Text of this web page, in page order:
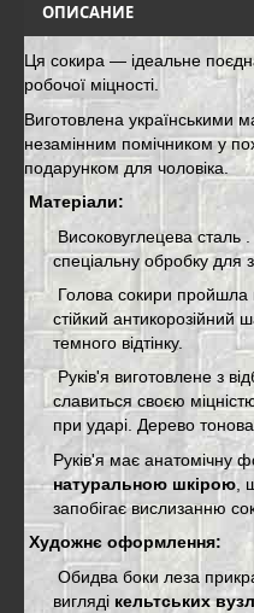
ОПИСАНИЕ
Ця сокира — ідеальне
робочої міцності.
Виготовлена українськими
незамінним помічником у
подарунком для чоловіка.
Матеріали:
Високовуглецева сталь
спеціальну обробку для
Голова сокири
стійкий антикорозійний
темного відтінку.
Руків'я виготовлене з
славиться своєю
при ударі. Дерево
Руків'я має анатомічну
натуральною шкірою ,
запобігає вислизанню
Художнє оформлення:
Обидва боки леза
вигляді кельтських